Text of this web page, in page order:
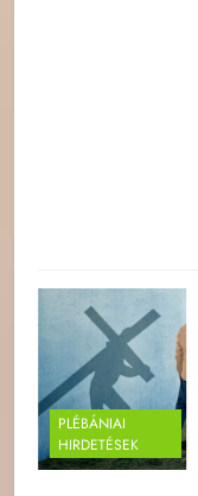
PLÉBÁNIAI
HIRDETÉSEK